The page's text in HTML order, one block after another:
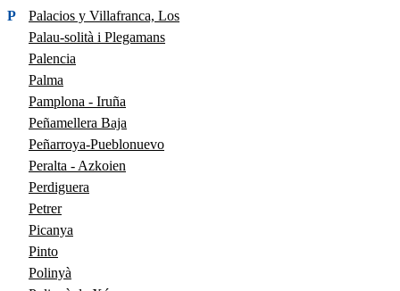
P
Palacios y Villafranca, Los
Palau-solità i Plegamans
Palencia
Palma
Pamplona - Iruña
Peñamellera Baja
Peñarroya-Pueblonuevo
Peralta - Azkoien
Perdiguera
Petrer
Picanya
Pinto
Polinyà